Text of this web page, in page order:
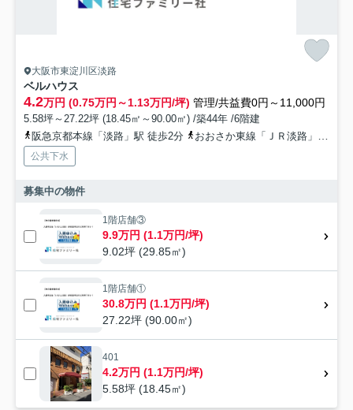
大阪市東淀川区淡路
ベルハウス
4.2万円 (0.75万円～1.13万円/坪) 管理/共益費0円～11,000円
5.58坪～27.22坪 (18.45㎡～90.00㎡) /築44年 /6階建
阪急京都本線「淡路」駅 徒歩2分
おおさか東線「ＪＲ淡路」駅 徒歩7分
公共下水
募集中の物件
1階店舗③
9.9万円 (1.1万円/坪)
9.02坪 (29.85㎡)
1階店舗①
30.8万円 (1.1万円/坪)
27.22坪 (90.00㎡)
401
4.2万円 (1.1万円/坪)
5.58坪 (18.45㎡)